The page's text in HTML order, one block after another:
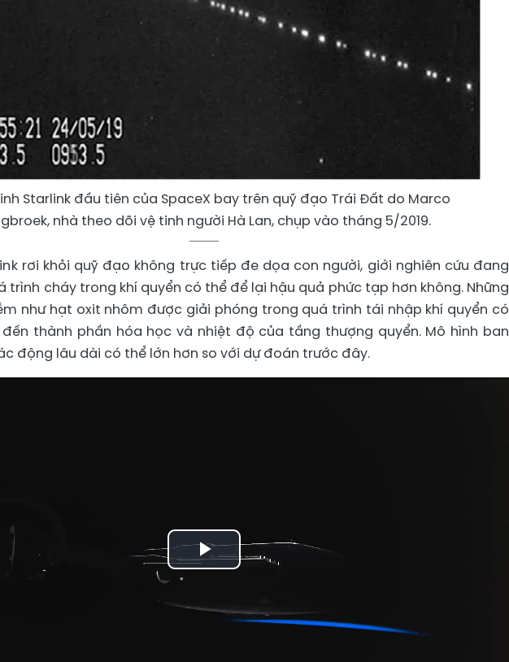
Starlink đầu tiên của SpaceX bay trên quỹ đạo Trái Đất do Marco
nhà theo dõi vệ tinh người Hà Lan, chụp vào tháng 5/2019.
rơi khỏi quỹ đạo không trực tiếp đe dọa con người, giới nghiên cứu đang
trình cháy trong khí quyển có thể để lại hậu quả phức tạp hơn không. Những
như hạt oxit nhôm được giải phóng trong quá trình tái nhập khí quyển có
thành phần hóa học và nhiệt độ của tầng thượng quyển. Mô hình ban
động lâu dài có thể lớn hơn so với dự đoán trước đây.
Play
Video